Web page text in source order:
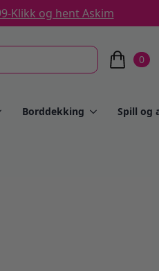
Klikk og hent Askim
0
Borddekking Spill og